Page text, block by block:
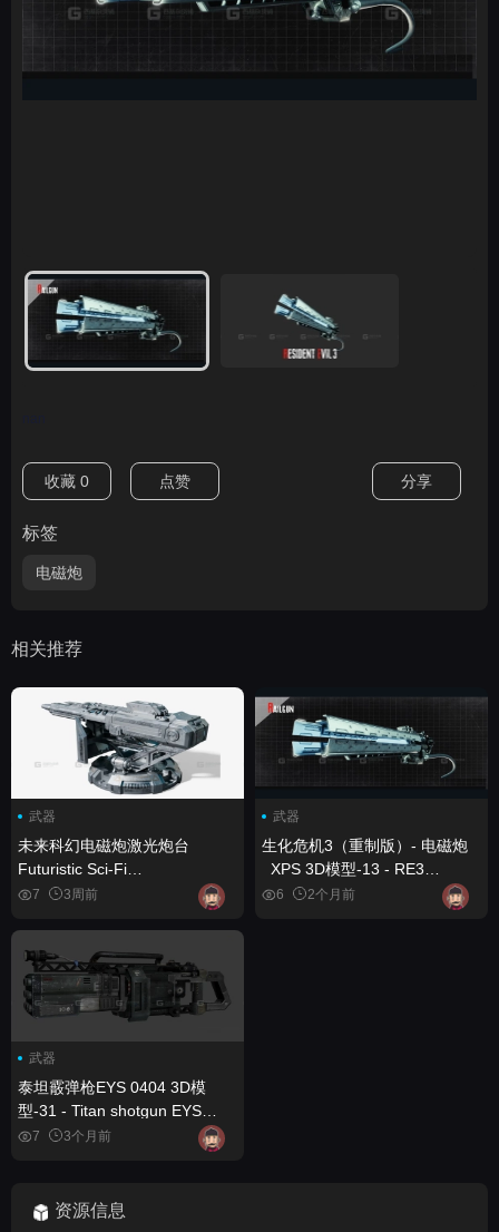
收藏 0 点赞 分享
标签
电磁炮
相关推荐
武器
未来科幻电磁炮激光炮台
Futuristic Sci-Fi
Electromagnetic Cannon Laser
7 3周前
武器
生化危机3（重制版）- 电磁炮
_XPS 3D模型-13 - RE3
(remake) - Railgun_XPS 3D
6 2个月前
武器
泰坦霰弹枪EYS 0404 3D模
型-31 - Titan shotgun EYS
0404 3D model-31
7 3个月前
资源信息